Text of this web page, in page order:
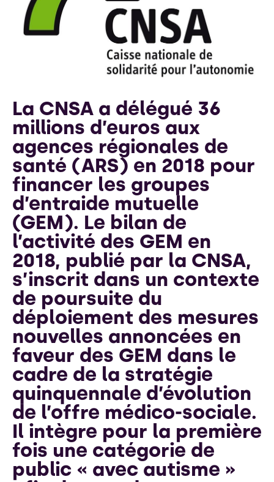
La CNSA a délégué 36
millions d’euros aux
agences régionales de
santé (ARS) en 2018 pour
financer les groupes
d’entraide mutuelle
(GEM). Le bilan de
l’activité des GEM en
2018, publié par la CNSA,
s’inscrit dans un contexte
de poursuite du
déploiement des mesures
nouvelles annoncées en
faveur des GEM dans le
cadre de la stratégie
quinquennale d’évolution
de l’offre médico-sociale.
Il intègre pour la première
fois une catégorie de
public « avec autisme »